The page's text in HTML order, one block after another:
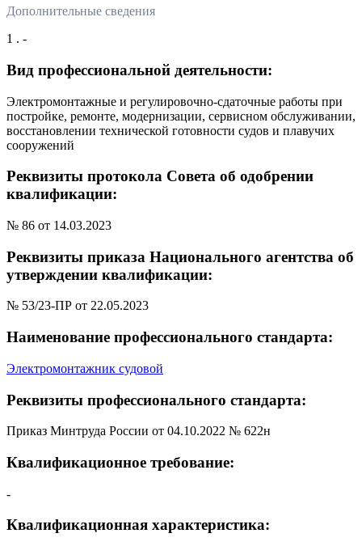
Дополнительные сведения
1 . -
Вид профессиональной деятельности:
Электромонтажные и регулировочно-сдаточные работы при
постройке, ремонте, модернизации, сервисном обслуживании,
восстановлении технической готовности судов и плавучих
сооружений
Реквизиты протокола Совета об одобрении
квалификации:
№ 86 от 14.03.2023
Реквизиты приказа Национального агентства об
утверждении квалификации:
№ 53/23-ПР от 22.05.2023
Наименование профессионального стандарта:
Электромонтажник судовой
Реквизиты профессионального стандарта:
Приказ Минтруда России от 04.10.2022 № 622н
Квалификационное требование:
-
Квалификационная характеристика: